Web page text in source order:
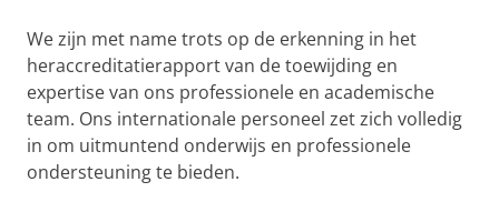
We zijn met name trots op de erkenning in het
heraccreditatierapport van de toewijding en
expertise van ons professionele en academische
team. Ons internationale personeel zet zich volledig
in om uitmuntend onderwijs en professionele
ondersteuning te bieden.